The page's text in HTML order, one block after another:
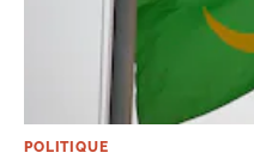
POLITIQUE